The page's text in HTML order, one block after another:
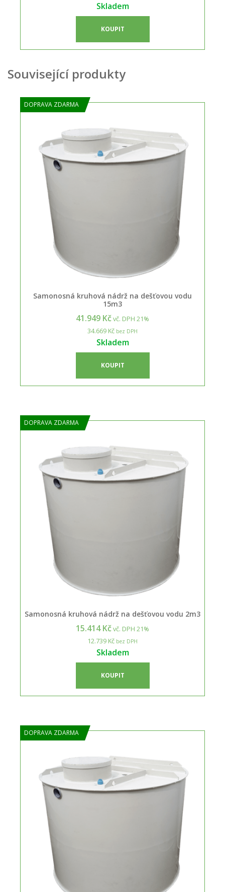
Skladem
KOUPIT
Související produkty
DOPRAVA ZDARMA
Samonosná kruhová nádrž na dešťovou vodu
15m3
41.949 Kčvč. DPH 21%
34.669 Kč bez DPH
Skladem
KOUPIT
DOPRAVA ZDARMA
Samonosná kruhová nádrž na dešťovou vodu 2m3
15.414 Kčvč. DPH 21%
12.739 Kč bez DPH
Skladem
KOUPIT
DOPRAVA ZDARMA